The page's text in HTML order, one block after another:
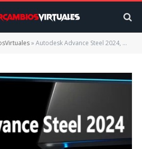
»Autodesk Advance Steel 2024, modelado 3D para detalles, diseño, fabricación y construcción de acero